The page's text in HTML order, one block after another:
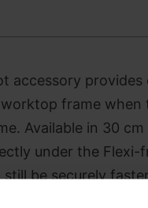
accessory
worktop frame
Available in 30
under the Flexi-
still be securely
the frame. This